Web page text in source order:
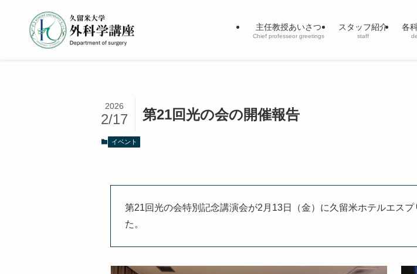
主任教授あいさつ
Chief professeor greetings
スタッフ紹介
staff
各
第21回光の会の開催報告
2026
2/17
イベント
第21回光の会特別記念講演会が2月13日（金）に久留米ホテルエス
た。